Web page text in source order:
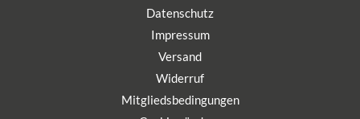
Datenschutz
Impressum
Versand
Widerruf
Mitgliedsbedingungen